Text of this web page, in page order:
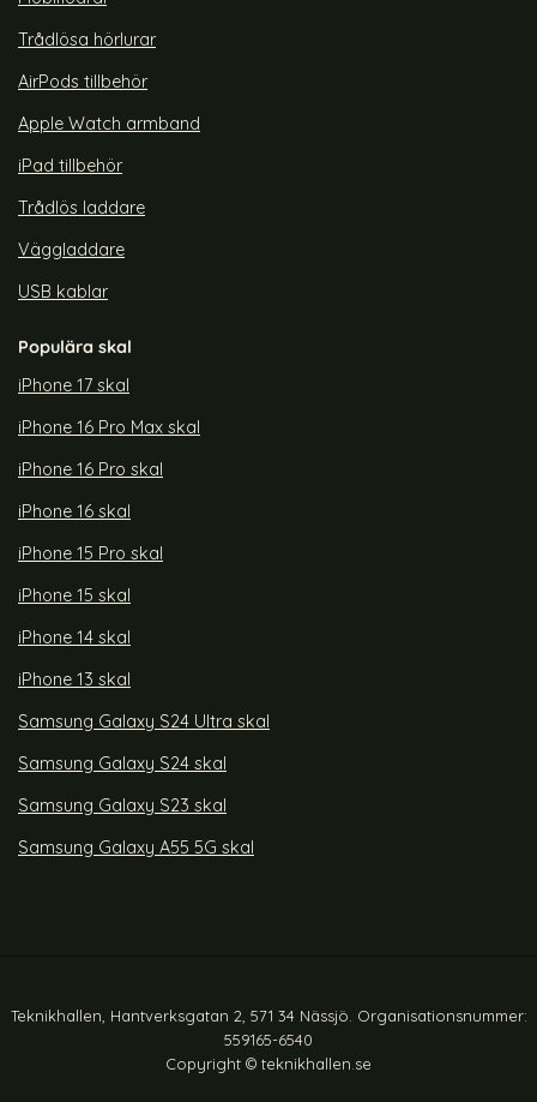
Trådlösa hörlurar
AirPods tillbehör
Apple Watch armband
iPad tillbehör
Trådlös laddare
Väggladdare
USB kablar
Populära skal
iPhone 17 skal
iPhone 16 Pro Max skal
iPhone 16 Pro skal
iPhone 16 skal
iPhone 15 Pro skal
iPhone 15 skal
iPhone 14 skal
iPhone 13 skal
Samsung Galaxy S24 Ultra skal
Samsung Galaxy S24 skal
Samsung Galaxy S23 skal
Samsung Galaxy A55 5G skal
Teknikhallen, Hantverksgatan 2, 571 34 Nässjö. Organisationsnummer:
559165-6540
Copyright © teknikhallen.se